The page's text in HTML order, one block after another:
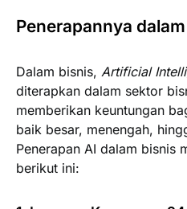
Penerapannya
Dalam bisnis, Artificial
diterapkan dalam sektor
memberikan keuntungan
baik besar, menengah,
Penerapan AI dalam bisnis
berikut ini: